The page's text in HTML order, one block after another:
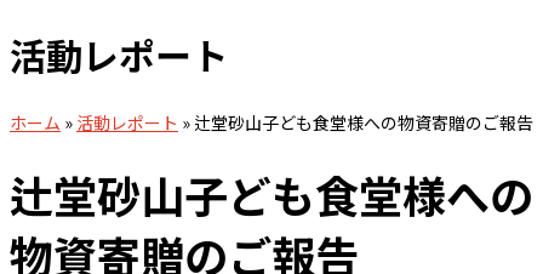
活動レポート
ホーム » 活動レポート » 辻堂砂山子ども食堂様への物資寄贈のご報告
辻堂砂山子ども食堂様への
物資寄贈のご報告